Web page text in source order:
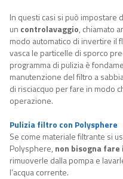
In questi casi si può impostare
un controlavaggio, chiamato
modo automatico di invertire il
vasca le particelle di sporco
programma di pulizia è
manutenzione del filtro a
di risciacquo per fare in modo
operazione.
Pulizia filtro con Polysphere
Se come materiale filtrante si
Polysphere, non bisognafare
rimuoverle dalla pompa e
l’acqua corrente.